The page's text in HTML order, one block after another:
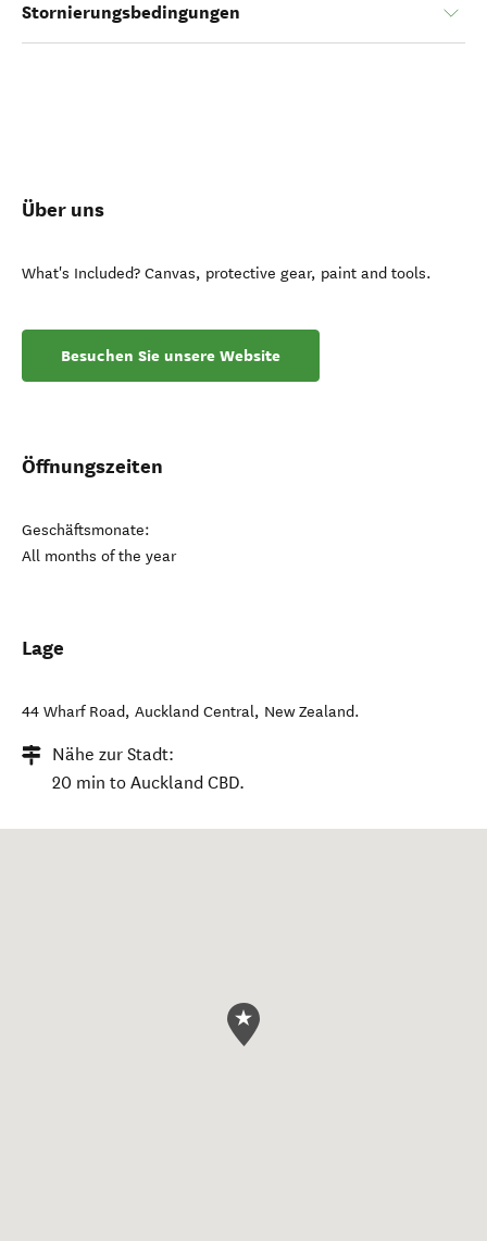
Stornierungsbedingungen
Über uns
What's Included? Canvas, protective gear, paint and tools.
Besuchen Sie unsere Website
Öffnungszeiten
Geschäftsmonate:
All months of the year
Lage
44 Wharf Road, Auckland Central, New Zealand.
Nähe zur Stadt:
20 min to Auckland CBD.